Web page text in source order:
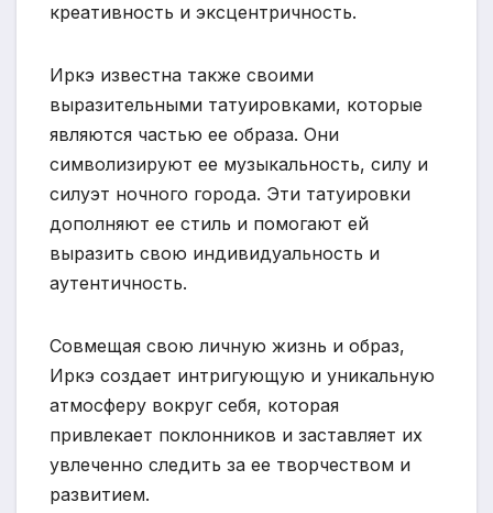
креативность и эксцентричность.
Иркэ известна также своими
выразительными татуировками, которые
являются частью ее образа. Они
символизируют ее музыкальность, силу и
силуэт ночного города. Эти татуировки
дополняют ее стиль и помогают ей
выразить свою индивидуальность и
аутентичность.
Совмещая свою личную жизнь и образ,
Иркэ создает интригующую и уникальную
атмосферу вокруг себя, которая
привлекает поклонников и заставляет их
увлеченно следить за ее творчеством и
развитием.